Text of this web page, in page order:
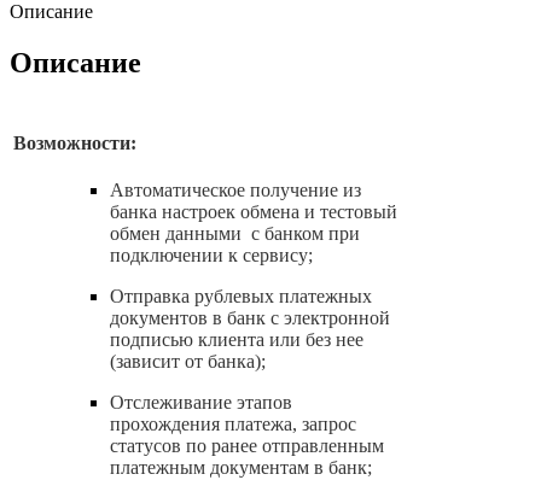
Описание
Описание
Возможности:
Автоматическое получение из
банка настроек обмена и тестовый
обмен данными с банком при
подключении к сервису;
Отправка рублевых платежных
документов в банк с электронной
подписью клиента или без нее
(зависит от банка);
Отслеживание этапов
прохождения платежа, запрос
статусов по ранее отправленным
платежным документам в банк;